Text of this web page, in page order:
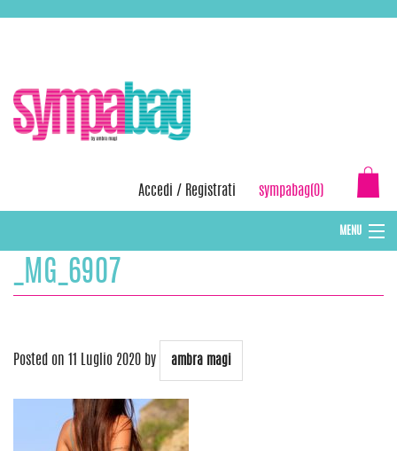
Accedi / Registrati sympabag(0)
MENU
CAPPELLI INVERNALI DONNA
_MG_6907
Posted on 11 Luglio 2020 by ambra magi